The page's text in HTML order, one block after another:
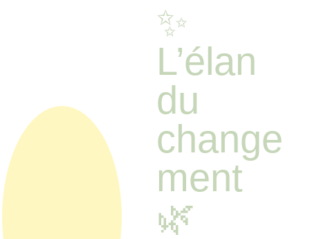
✨
L’élan
du
change
ment
🌿